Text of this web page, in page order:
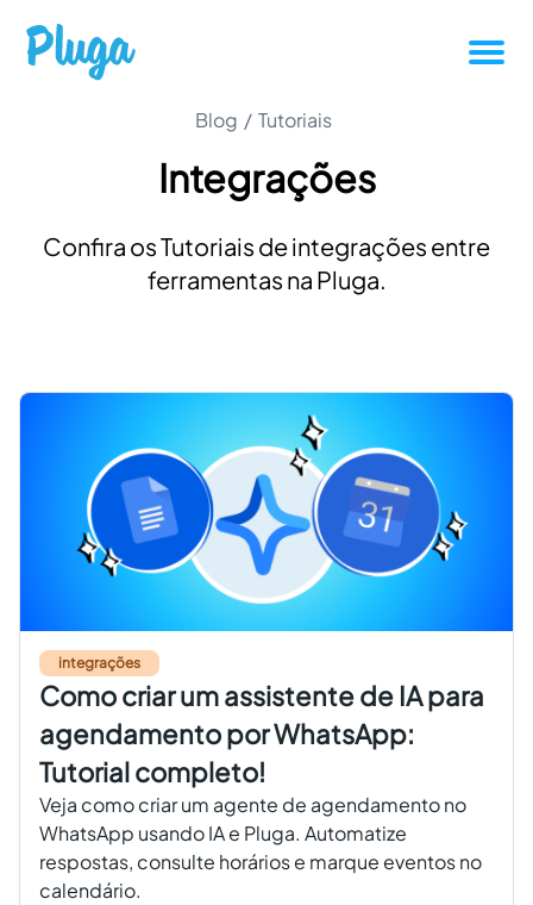
Tutoriais
Produtividade
Novidades da Pluga
Outros
Entrar
Criar conta grátis
PT
Blog / Tutoriais
Integrações
Confira os Tutoriais de integrações entre
ferramentas na Pluga.
integrações
Como criar um assistente de IA para
agendamento por WhatsApp:
Tutorial completo!
Veja como criar um agente de agendamento no
WhatsApp usando IA e Pluga. Automatize
respostas, consulte horários e marque eventos no
calendário.